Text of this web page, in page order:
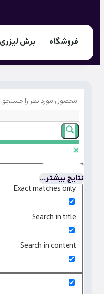
فروشگاه برش لیزری
نتایج بیشتر...
Exact matches only
Search in title
Search in content